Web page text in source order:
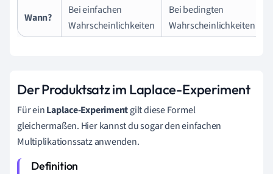
Wann?
Bei einfachen
Wahrscheinlichkeiten
Bei bedingten
Wahrscheinlichkeiten
Der Produktsatz im Laplace-Experiment
Für einLaplace-Experimentgilt diese Formel
gleichermaßen. Hier kannst du sogar den einfachen
Multiplikationssatz anwenden.